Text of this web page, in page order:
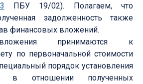
ПБУ 19/02). Полагаем, что
задолженность также
финансовых вложений.
принимаются к
по первоначальной стоимости
порядок установления
в отношении полученных